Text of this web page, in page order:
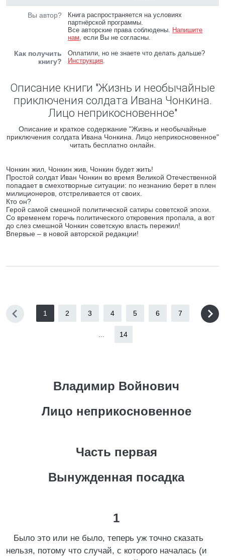
Вы автор?
Книга распространяется на условиях
партнёрской программы.
Все авторские права соблюдены. Напишите
нам, если Вы не согласны.
Как получить
книгу?
Оплатили, но не знаете что делать дальше?
Инструкция.
Описание книги "Жизнь и необычайные
приключения солдата Ивана Чонкина.
Лицо неприкосновенное"
Описание и краткое содержание "Жизнь и необычайные
приключения солдата Ивана Чонкина. Лицо неприкосновенное"
читать бесплатно онлайн.
Чонкин жил, Чонкин жив, Чонкин будет жить!
Простой солдат Иван Чонкин во время Великой Отечественной
попадает в смехотворные ситуации: по незнанию берет в плен
милиционеров, отстреливается от своих.
Кто он?
Герой самой смешной политической сатиры советской эпохи.
Со временем горечь политического откровения пропала, а вот
до слез смешной Чонкин советскую власть пережил!
Впервые – в новой авторской редакции!
1 2 3 4 5 6 7
14
Владимир Войнович
Лицо неприкосновенное
Часть первая
Вынужденная посадка
1
Было это или не было, теперь уж точно сказать
нельзя, потому что случай, с которого началась (и